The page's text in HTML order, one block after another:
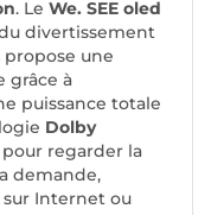
. Le We. SEE oled
divertissement
une
grâce à
puissance totale
Dolby
regarder la
demande,
Internet ou